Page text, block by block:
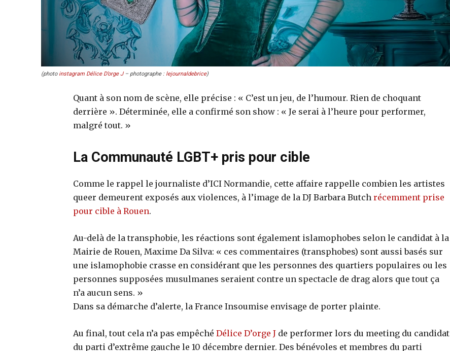
(photo instagram Délice D’orge J– photographe : lejournaldebrice)
Quant à son nom de scène, elle précise : « C’est un jeu, de l’humour. Rien de choquant
derrière ». Déterminée, elle a confirmé son show : « Je serai à l’heure pour performer,
malgré tout. »
La Communauté LGBT+ pris pour cible
Comme le rappel le journaliste d’ICI Normandie, cette affaire rappelle combien les artistes
queer demeurent exposés aux violences, à l’image de la DJ Barbara Butch récemment prise
pour cible à Rouen.
Au-delà de la transphobie, les réactions sont également islamophobes selon le candidat à la
Mairie de Rouen, Maxime Da Silva: « ces commentaires (transphobes) sont aussi basés sur
une islamophobie crasse en considérant que les personnes des quartiers populaires ou les
personnes supposées musulmanes seraient contre un spectacle de drag alors que tout ça
n’a aucun sens. »
Dans sa démarche d’alerte, la France Insoumise envisage de porter plainte.
Au final, tout cela n’a pas empêché Délice D’orge Jde performer lors du meeting du candidat
du parti d’extrême gauche le 10 décembre dernier. Des bénévoles et membres du parti